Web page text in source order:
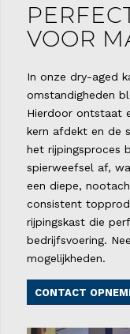
VOOR
In onze dry-aged
omstandigheden
Hierdoor ontstaat
kern afdekt en de
het rijpingsproces
spierweefsel af,
een diepe,
consistent
rijpingskast die
bedrijfsvoering.
mogelijkheden.
CONTACT